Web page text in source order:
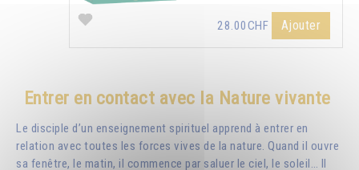
28.00CHF Ajouter
Entrer en contact avec la Nature vivante
Le disciple d’un enseignement spirituel apprend à entrer en
relation avec toutes les forces vives de la nature. Quand il ouvre
sa fenêtre, le matin, il commence par saluer le ciel, le soleil… Il